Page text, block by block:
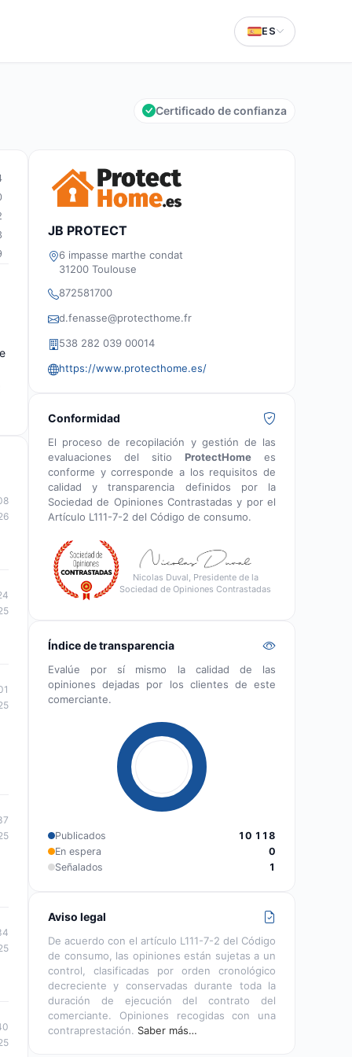
ES
Certificado de confianza
JB PROTECT
6 impasse marthe condat
31200 Toulouse
872581700
d.fenasse@protecthome.fr
538 282 039 00014
https://www.protecthome.es/
Conformidad
El proceso de recopilación y gestión de las
evaluaciones del sitio ProtectHome es
conforme y corresponde a los requisitos de
calidad y transparencia definidos por la
Sociedad de Opiniones Contrastadas y por el
Artículo L111-7-2 del Código de consumo.
Nicolas Duval, Presidente de la
Sociedad de Opiniones Contrastadas
Índice de transparencia
Evalúe por sí mismo la calidad de las
opiniones dejadas por los clientes de este
comerciante.
Publicados
10 118
En espera
0
Señalados
1
Aviso legal
De acuerdo con el artículo L111-7-2 del Código
de consumo, las opiniones están sujetas a un
control, clasificadas por orden cronológico
decreciente y conservadas durante toda la
duración de ejecución del contrato del
comerciante. Opiniones recogidas con una
contraprestación. Saber más…